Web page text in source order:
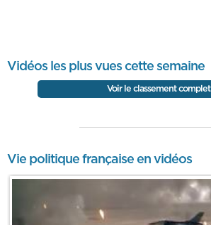
Vidéos les plus vues cette semaine
Voir le classement complet
Vie politique française en vidéos